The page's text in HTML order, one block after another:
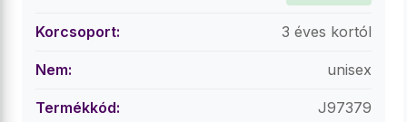
Korcsoport: 3 éves kortól
Nem: unisex
Termékkód: J97379